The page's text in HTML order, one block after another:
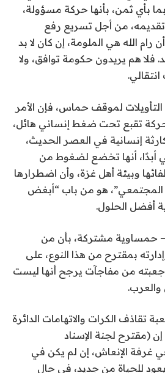
بأي ثمن، بأنها حركة مسؤولة،
من أجل تسريع رفع
رام الله هي الملومة، إن كان لا بد
فلا هم يريدون حكومة توافق، ولا
لموقف حماس، فإن الأمر
تقبع تحت ضغط إنساني هائل،
إنسانية في العصر الحديث،
أنها تخضع لضغوط من
وبيئة أهل غزة، وأن اضطرارها
المجتمعي”، هو من باب “أبغض
أفضل الحلول.
حمساوية مشتركة، بأن من
بمقترح من هذا النوع، على
من مفاجآت يرجح أنها ليست
والعرب.
تقاذف الكرات والاتهامات الدائرة
(مقترح لجنة الإسناد
غرفة الإنعاش، إن لم يكن في
للحياة من جديد، في حال